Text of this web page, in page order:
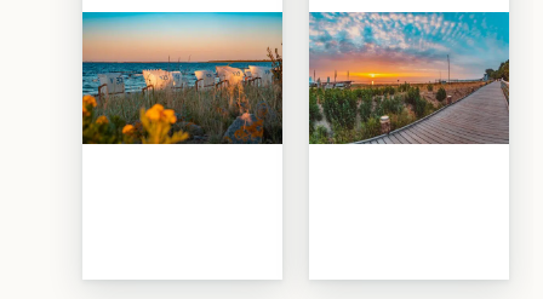
Optionen
können
auf
der
Produktseite
gewählt
werden
Optionen
können
auf
der
Produktseite
gewählt
werden